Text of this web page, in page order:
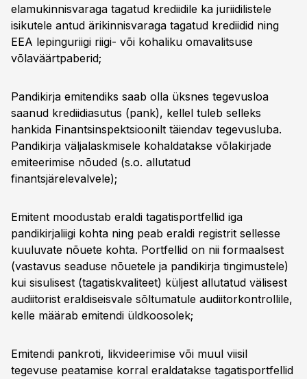
elamukinnisvaraga tagatud krediidile ka juriidilistele
isikutele antud ärikinnisvaraga tagatud krediidid ning
EEA lepinguriigi riigi- või kohaliku omavalitsuse
võlaväärtpaberid;
Pandikirja emitendiks saab olla üksnes tegevusloa
saanud krediidiasutus (pank), kellel tuleb selleks
hankida Finantsinspektsioonilt täiendav tegevusluba.
Pandikirja väljalaskmisele kohaldatakse võlakirjade
emiteerimise nõuded (s.o. allutatud
finantsjärelevalvele);
Emitent moodustab eraldi tagatisportfellid iga
pandikirjaliigi kohta ning peab eraldi registrit sellesse
kuuluvate nõuete kohta. Portfellid on nii formaalsest
(vastavus seaduse nõuetele ja pandikirja tingimustele)
kui sisulisest (tagatiskvaliteet) küljest allutatud välisest
audiitorist eraldiseisvale sõltumatule audiitorkontrollile,
kelle määrab emitendi üldkoosolek;
Emitendi pankroti, likvideerimise või muul viisil
tegevuse peatamise korral eraldatakse tagatisportfellid